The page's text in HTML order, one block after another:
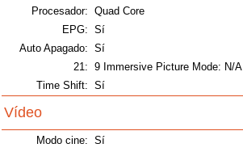
Procesador: Quad Core
EPG: Sí
Auto Apagado: Sí
21: 9 Immersive Picture Mode: N/A
Time Shift: Sí
Vídeo
Modo cine: Sí